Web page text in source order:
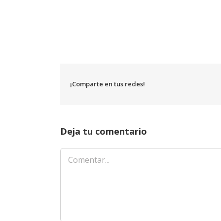
¡Comparte en tus redes!
Deja tu comentario
Comentar